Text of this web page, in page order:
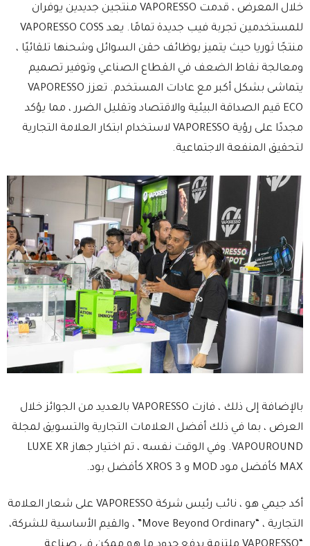
خلال المعرض ، قدمت VAPORESSO منتجين جديدين يوفران
للمستخدمين تجربة فيب جديدة تمامًا. يعد VAPORESSO COSS
منتجًا ثوريا حيث يتميز بوظائف حقن السوائل وشحنها تلقائيًا ،
ومعالجة نقاط الضعف في القطاع الصناعي وتوفير تصميم
يتماشى بشكل أكبر مع عادات المستخدم. تعزز VAPORESSO
ECO قيم الصداقة البيئية والاقتصاد وتقليل الضرر ، مما يؤكد
مجددًا على رؤية VAPORESSO لاستخدام ابتكار العلامة التجارية
لتحقيق المنفعة الاجتماعية.
بالإضافة إلى ذلك ، فازت VAPORESSO بالعديد من الجوائز خلال
العرض ، بما في ذلك أفضل العلامات التجارية والتسويق لمجلة
VAPOUROUND. وفي الوقت نفسه ، تم اختيار جهاز LUXE XR
MAX كأفضل مود MOD و XROS 3 كأفضل بود.
أكد جيمي هو ، نائب رئيس شركة VAPORESSO على شعار العلامة
التجارية ، “Move Beyond Ordinary” ، والقيم الأساسية للشركة،